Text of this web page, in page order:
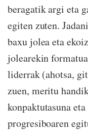
beragatik argi eta
egiten zuten.
baxu jolea eta
jolearekin
liderrak (ahotsa,
zuen, meritu
konpaktutasuna
progresiboaren